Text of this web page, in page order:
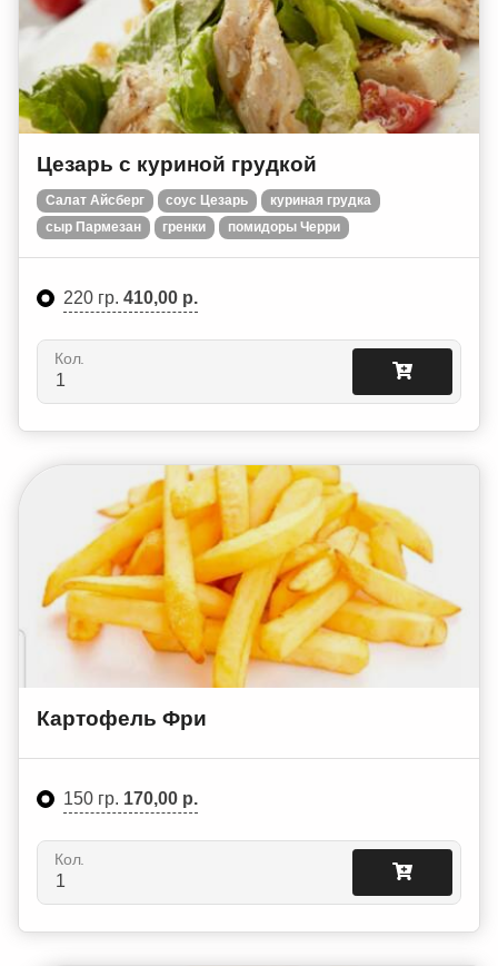
Цезарь с куриной грудкой
Салат Айсберг соус Цезарь
куриная грудка
сыр Пармезан
гренки помидоры Черри
220 гр. 410,00 р.
Кол.
Картофель Фри
150 гр. 170,00 р.
Кол.